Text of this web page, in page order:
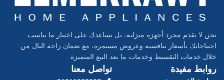
نحن لا نقدم مجرد أجهزة منزلية، بل نساعدك على اختيار ما يناسب
احتياجاتك بأسعار تنافسية وعروض مستمرة، مع ضمان راحة البال من
خلال خدمات التقسيط وخدمات ما بعد البيع المتميزة.
روابط مفيدة تواصل معنا